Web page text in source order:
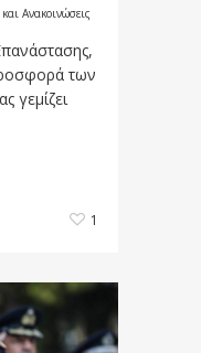
Ανακοινώσεις
των
γεμίζει
1